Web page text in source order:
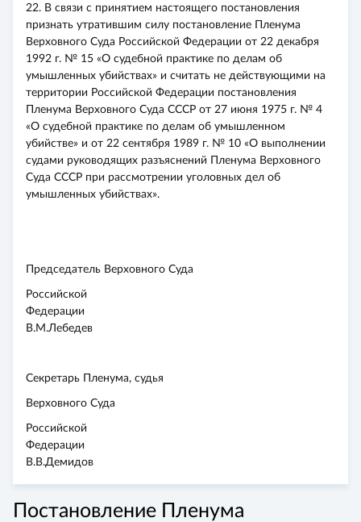
Постановление Пленума
22. В связи с принятием настоящего постановления
признать утратившим силу постановление Пленума
Верховного Суда Российской Федерации от 22 декабря
1992 г. № 15 «О судебной практике по делам об
умышленных убийствах» и считать не действующими на
территории Российской Федерации постановления
Пленума Верховного Суда СССР от 27 июня 1975 г. № 4
«О судебной практике по делам об умышленном
убийстве» и от 22 сентября 1989 г. № 10 «О выполнении
судами руководящих разъяснений Пленума Верховного
Суда СССР при рассмотрении уголовных дел об
умышленных убийствах».
Председатель Верховного Суда
Российской
Федерации
В.М.Лебедев
Секретарь Пленума, судья
Верховного Суда
Российской
Федерации
В.В.Демидов